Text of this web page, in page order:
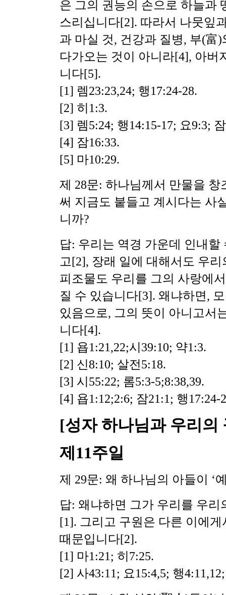
은 그의 권능의 손으로 하늘과
스리십니다[2]. 따라서 나뭇잎
과 마실 것, 건강과 질병, 부(富
다가오는 것이 아니라[4], 아버
니다[5].
[1] 렘23:23,24; 행17:24-28.
[2] 히1:3.
[3] 렘5:24; 행14:15-17; 요9:3;
[4] 잠16:33.
[5] 마10:29.
제 28문: 하나님께서 만물을
써 지금도 붙들고 계시다는 사
니까?
답: 우리는 역경 가운데 인내할
고[2], 장래 일에 대해서도 우
피조물도 우리를 그의 사랑에
질 수 있습니다[3]. 왜냐하면,
있음으로, 그의 뜻이 아니고서
니다[4].
[1] 욥1:21,22;시39:10; 약1:3.
[2] 신8:10; 살전5:18.
[3] 시55:22; 롬5:3-5;8:38,39.
[4] 욥1:12;2:6; 잠21:1; 행17:24-
[성자 하나님과 우리
제11주일
제 29문: 왜 하나님의 아들이 ‘
답: 왜냐하면 그가 우리를 우
[1]. 그리고 구원은 다른 이에
때문입니다[2].
[1] 마1:21; 히7:25.
[2] 사43:11; 요15:4,5; 행